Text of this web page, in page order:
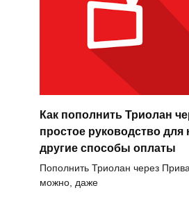
Как пополнить Триолан
простое руководство для
другие способы оплаты
Пополнить Триолан через
можно, даже